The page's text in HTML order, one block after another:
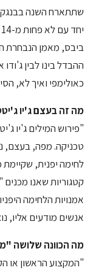
שתתארח השנה
ביבס, מאמן הנבחרת
ההבדל בינו לבין
כאולימפי ואיך לא,
מה זה בעצם ג'יו
"פירוש המילים ג'יו
טכניקה. מפה, בעצם,
קטגוריות שאנו
אמנויות הלחימה
אנשים מודעים אליו,
מה הכוונה שלושה
"המקצוע הראשון או